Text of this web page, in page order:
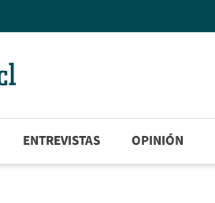
ENTREVISTAS OPINIÓN